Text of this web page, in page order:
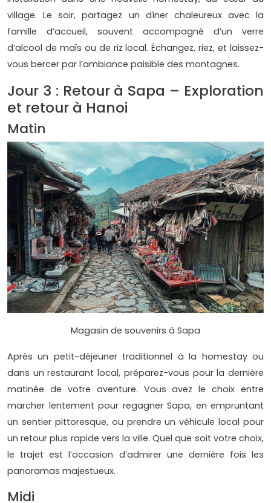
village. Le soir, partagez un dîner chaleureux avec la
famille d’accueil, souvent accompagné d’un verre
d’alcool de maïs ou de riz local. Échangez, riez, et laissez-
vous bercer par l’ambiance paisible des montagnes.
Jour 3 : Retour à Sapa – Exploration
et retour à Hanoi
Matin
Magasin de souvenirs à Sapa
Après un petit-déjeuner traditionnel à la homestay ou
dans un restaurant local, préparez-vous pour la dernière
matinée de votre aventure. Vous avez le choix entre
marcher lentement pour regagner Sapa, en empruntant
un sentier pittoresque, ou prendre un véhicule local pour
un retour plus rapide vers la ville. Quel que soit votre choix,
le trajet est l’occasion d’admirer une dernière fois les
panoramas majestueux.
Midi